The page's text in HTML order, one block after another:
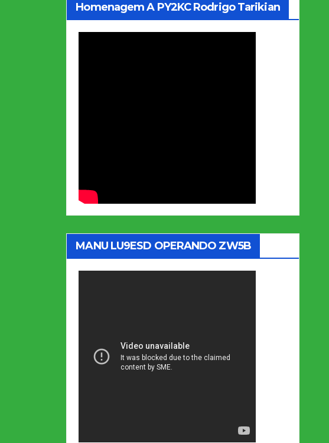
Homenagem A PY2KC Rodrigo Tarikian
MANU LU9ESD OPERANDO ZW5B